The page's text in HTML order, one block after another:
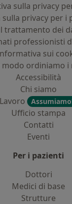
sulla privacy
privacy per i
trattamento dei
professionisti
sui
modo ordiniamo i
Accessibilità
Chi siamo
Lavoro
Ufficio stampa
Contatti
Eventi
Per i pazienti
Dottori
Medici di base
Strutture